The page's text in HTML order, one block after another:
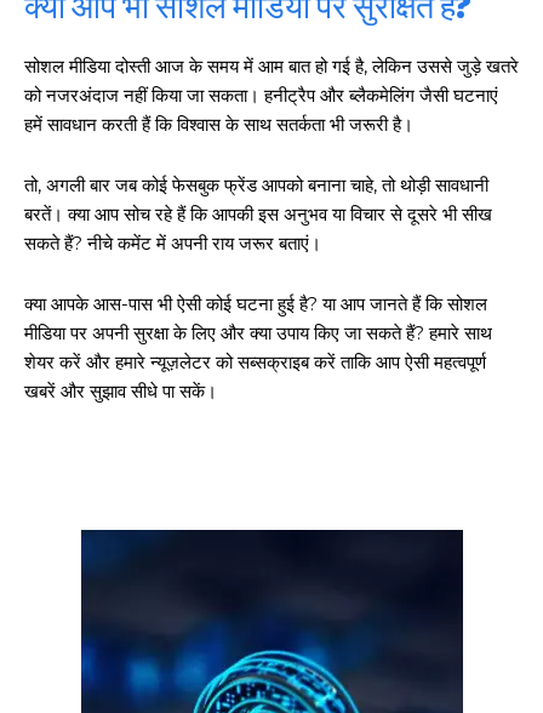
सोशल मीडिया दोस्ती आज के समय में आम बात हो गई है, लेकिन उससे जुड़े खतरे
को नजरअंदाज नहीं किया जा सकता। हनीट्रैप और ब्लैकमेलिंग जैसी घटनाएं
हमें सावधान करती हैं कि विश्वास के साथ सतर्कता भी जरूरी है।
तो, अगली बार जब कोई फेसबुक फ्रेंड आपको बनाना चाहे, तो थोड़ी सावधानी
बरतें। क्या आप सोच रहे हैं कि आपकी इस अनुभव या विचार से दूसरे भी सीख
सकते हैं? नीचे कमेंट में अपनी राय जरूर बताएं।
क्या आपके आस-पास भी ऐसी कोई घटना हुई है? या आप जानते हैं कि सोशल
मीडिया पर अपनी सुरक्षा के लिए और क्या उपाय किए जा सकते हैं? हमारे साथ
शेयर करें और हमारे न्यूज़लेटर को सब्सक्राइब करें ताकि आप ऐसी महत्वपूर्ण
खबरें और सुझाव सीधे पा सकें।